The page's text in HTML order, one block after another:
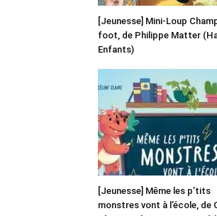
[Jeunesse] Mini-Loup
foot, de Philippe Matter
Enfants)
[Jeunesse] Même les p’tits
monstres vont à l’école, de